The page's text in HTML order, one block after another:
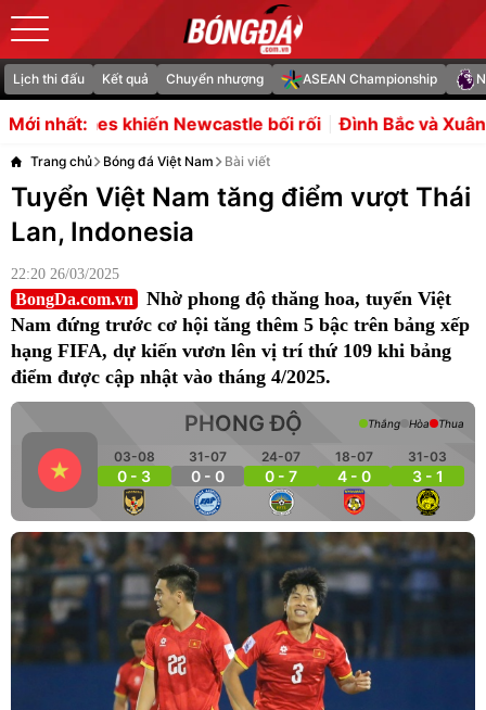
Lịch thi đấu Kết quả Chuyển nhượng ASEAN Championship
Mới nhất: bối rối Đình Bắc và Xuân Son sẵn sàng bứt
Trang chủ Bóng đá Việt Nam Bài viết
Tuyển Việt Nam tăng điểm vượt Thái
Lan, Indonesia
22:20 26/03/2025
BongDa.com.vn
Nhờ phong độ thăng hoa, tuyển Việt
Nam đứng trước cơ hội tăng thêm 5 bậc trên bảng xếp
hạng FIFA, dự kiến vươn lên vị trí thứ 109 khi bảng
điểm được cập nhật vào tháng 4/2025.
PHONG ĐỘ
03-08
0 - 3
31-07
0 - 0
24-07
0 - 7
18-07
4 - 0
31-03
3 - 1
Thắng Hòa Thua